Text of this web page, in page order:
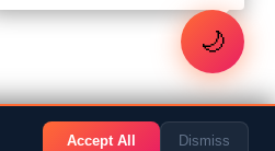
🌙
Accept All Dismiss